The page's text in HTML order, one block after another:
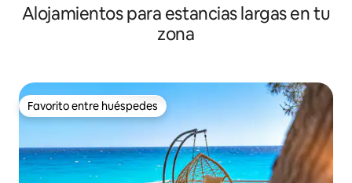
Alojamientos para estancias largas en tu
zona
Favorito entre huéspedes
Favorito entre huéspedes